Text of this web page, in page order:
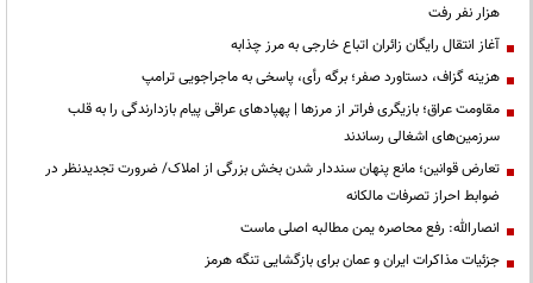
هزار نفر رفت
آغاز انتقال رایگان زائران اتباع خارجی به مرز چذابه
هزینه گزاف، دستاورد صفر؛ برگه رأی، پاسخی به ماجراجویی ترامپ
مقاومت عراق؛ بازیگری فراتر از مرزها | پهپادهای عراقی پیام بازدارندگی را به قلب
سرزمین‌های اشغالی رساندند
تعارض قوانین؛ مانع پنهان سنددار شدن بخش بزرگی از املاک/ ضرورت تجدیدنظر در
ضوابط احراز تصرفات مالکانه
انصارالله: رفع محاصره یمن مطالبه اصلی ماست
جزئیات مذاکرات ایران و عمان برای بازگشایی تنگه هرمز